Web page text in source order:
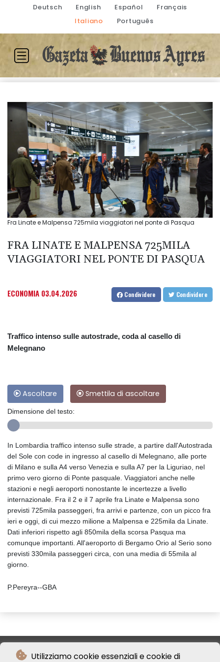
Utilizziamo cookie essenziali e cookie di
Deutsch English Español
Français
Italiano
Português
Fra Linate e Malpensa 725mila viaggiatori nel ponte di Pasqua
FRA LINATE E MALPENSA 725MILA
VIAGGIATORI NEL PONTE DI PASQUA
ECONOMIA 03.04.2026 Condividere Condividere
Traffico intenso sulle autostrade, coda al casello di
Melegnano
Ascoltare Smettila di ascoltare
Dimensione del testo:
In Lombardia traffico intenso sulle strade, a partire dall'Autostrada
del Sole con code in ingresso al casello di Melegnano, alle porte
di Milano e sulla A4 verso Venezia e sulla A7 per la Liguriao, nel
primo vero giorno di Ponte pasquale. Viaggiatori anche nelle
stazioni e negli aeroporti nonostante le incertezze a livello
internazionale. Fra il 2 e il 7 aprile fra Linate e Malpensa sono
previsti 725mila passeggeri, fra arrivi e partenze, con un picco fra
ieri e oggi, di cui mezzo milione a Malpensa e 225mila da Linate.
Dati inferiori rispetto agli 850mila della scorsa Pasqua ma
comunque importanti. All'aeroporto di Bergamo Orio al Serio sono
previsti 330mila passeggeri circa, con una media di 55mila al
giorno.
P.Pereyra--GBA